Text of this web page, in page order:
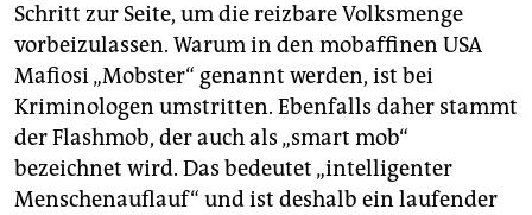
Schritt zur Seite, um die reizbare Volksmenge
vorbeizulassen. Warum in den mobaffinen USA
Mafiosi „Mobster“ genannt werden, ist bei
Kriminologen umstritten. Ebenfalls daher stammt
der Flashmob, der auch als „smart mob“
bezeichnet wird. Das bedeutet „intelligenter
Menschenauflauf“ und ist deshalb ein laufender